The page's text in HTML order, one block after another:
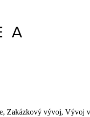
Zakázkový vývoj, Vývoj